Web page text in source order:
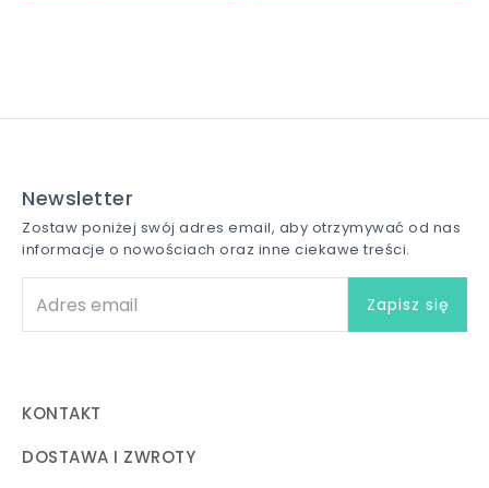
Newsletter
Zostaw poniżej swój adres email, aby otrzymywać od nas
informacje o nowościach oraz inne ciekawe treści.
KONTAKT
DOSTAWA I ZWROTY